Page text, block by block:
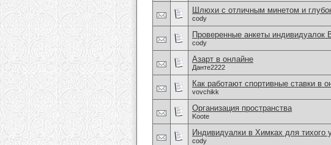
Шлюхи с отличным минетом и
cody
Проверенные анкеты
cody
Азарт в онлайне
Данте2222
Как работают спортивные ставки в
vovchikk
Организация пространства
Koote
Индивидуалки в Химках для тихого
cody